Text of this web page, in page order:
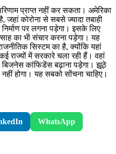
प्राप्त नहीं कर सकता। अमेरिका
जहां कोरोना से सबसे ज्यादा तबाही
पर लगना पड़ेगा। इसके लिए
का भी संचार करना पड़ेगा। यह
सिस्टम का है, क्योंकि यहां
कई राज्यों में सरकारे चला रही हैं। वहां
बिजनेस कांफिडेंस बढ़ाना पड़ेगा। झूठे
होगा। यह सबको सोंचना चाहिए।
WhatsApp